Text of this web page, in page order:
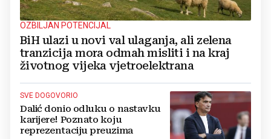
OZBILJAN POTENCIJAL
BiH ulazi u novi val ulaganja, ali zelena
tranzicija mora odmah misliti i na kraj
životnog vijeka vjetroelektrana
SVE DOGOVORIO
Dalić donio odluku o nastavku
karijere! Poznato koju
reprezentaciju preuzima